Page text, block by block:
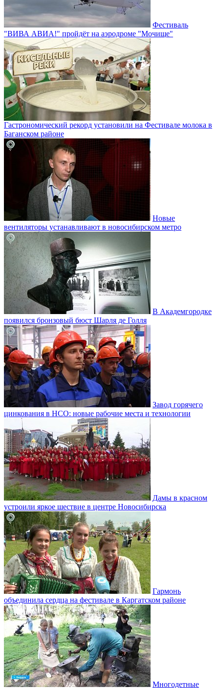
Фестиваль
"ВИВА АВИА!" пройдёт на аэродроме "Мочище"
Гастрономический рекорд установили на Фестивале молока в
Баганском районе
Новые
вентиляторы устанавливают в новосибирском метро
В Академгородке
появился бронзовый бюст Шарля де Голля
Завод горячего
цинкования в НСО: новые рабочие места и технологии
Дамы в красном
устроили яркое шествие в центре Новосибирска
Гармонь
объединила сердца на фестивале в Каргатском районе
Многодетные